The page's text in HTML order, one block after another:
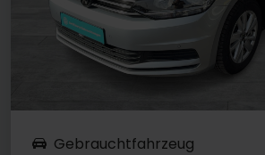
Gebrauchtfahrzeug